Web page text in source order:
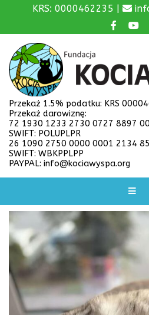
KRS: 0000462235 |
Przekaż 1.5% podatku: KRS
Przekaż darowiznę:
72 1930 1233 2730 0727 8897
SWIFT: POLUPLPR
26 1090 2750 0000 0001 2134
SWIFT: WBKPPLPP
PAYPAL: info@kociawyspa.org